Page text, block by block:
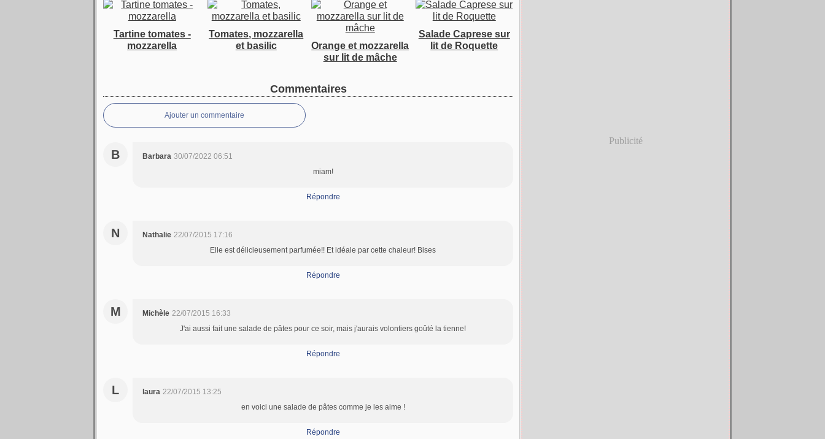
Tartine tomates -
mozzarella
Tomates, mozzarella
et basilic
Orange et mozzarella
sur lit de mâche
Salade Caprese sur
lit de Roquette
Commentaires
Ajouter un commentaire
B Barbara 30/07/2022 06:51
miam!
Répondre
N Nathalie 22/07/2015 17:16
Elle est délicieusement parfumée!! Et idéale par cette chaleur! Bises
Répondre
M Michèle 22/07/2015 16:33
J'ai aussi fait une salade de pâtes pour ce soir, mais j'aurais volontiers goûté la tienne!
Répondre
L laura 22/07/2015 13:25
en voici une salade de pâtes comme je les aime !
Répondre
Publicité